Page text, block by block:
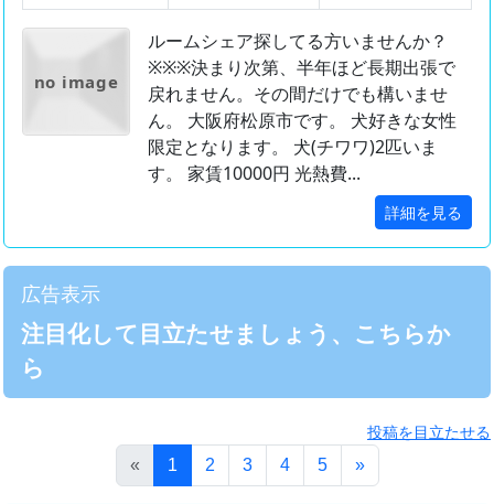
no image
ルームシェア探してる方いませんか？
※※※決まり次第、半年ほど長期出張で
戻れません。その間だけでも構いませ
ん。 大阪府松原市です。 犬好きな女性
限定となります。 犬(チワワ)2匹いま
す。 家賃10000円 光熱費...
詳細を見る
広告表示
注目化して目立たせましょう、こちらか
ら
投稿を目立たせる
« 1 (このページ)
2 3 4 5 »